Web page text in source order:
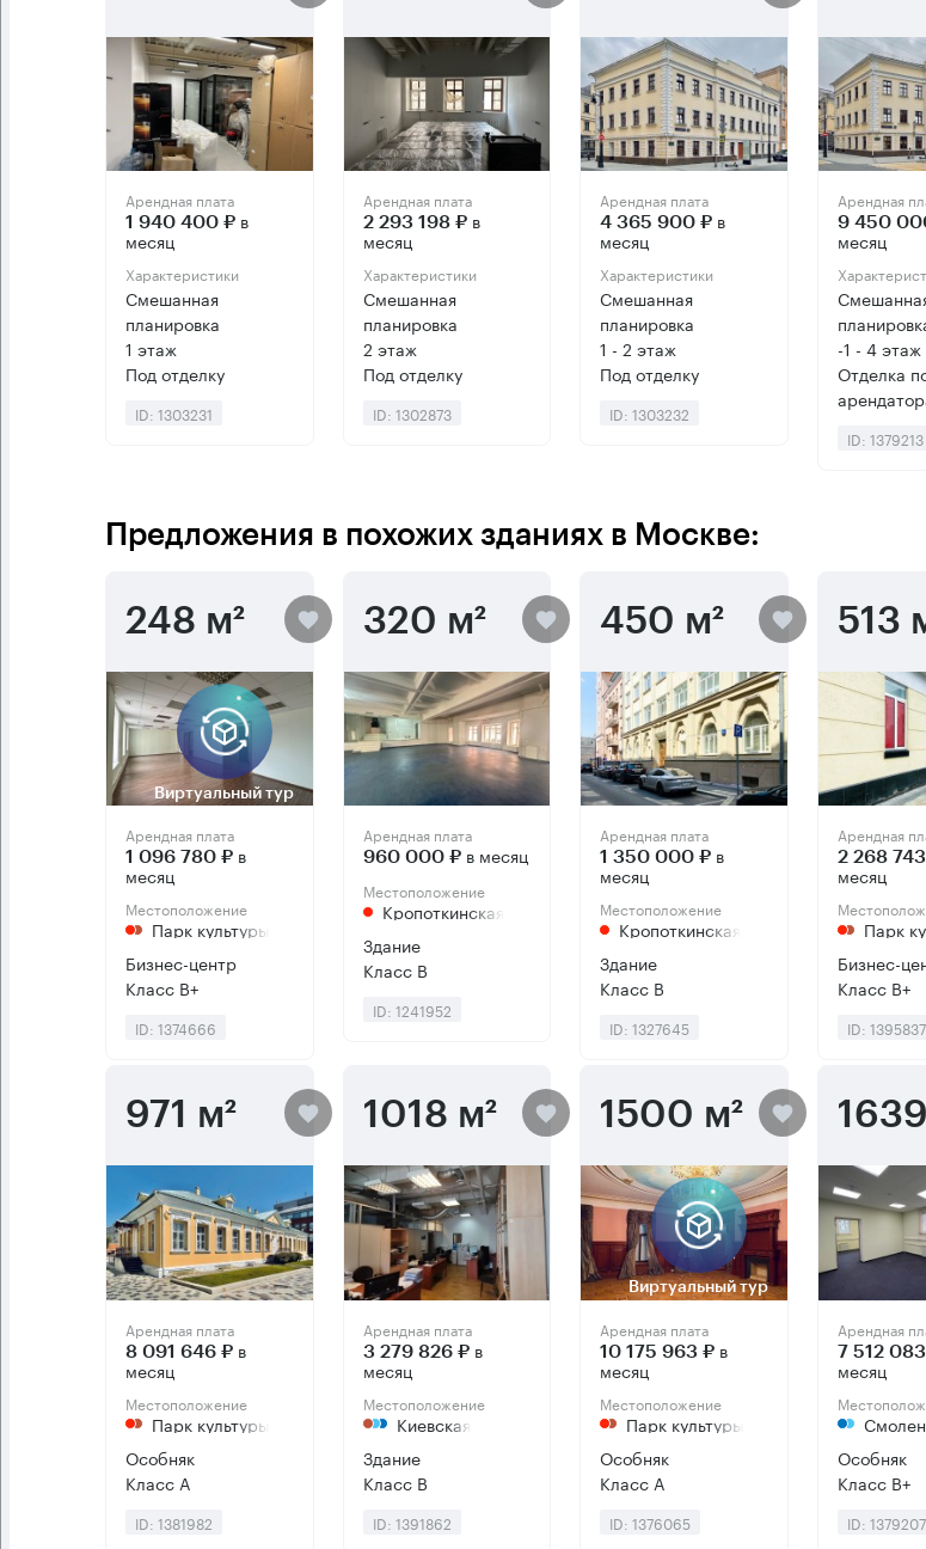
Арендная плата
1 940 400 ₽ в
месяц
Характеристики
Смешанная
планировка
1 этаж
Под отделку
ID: 1303231
Арендная плата
2 293 198 ₽в
месяц
Характеристики
Смешанная
планировка
2 этаж
Под отделку
ID: 1302873
Арендная плата
4 365 900 ₽ в
месяц
Характеристики
Смешанная
планировка
1 - 2 этаж
Под отделку
ID: 1303232
Арендная
9 450
месяц
-1 - 4 этаж
Отделка
ID: 1379213
Предложения в похожих зданиях в Москве:
248 м²
Виртуальный тур
Арендная плата
1 096 780 ₽ в
месяц
Местоположение
Парк культуры
Бизнес-центр
Класс B+
ID: 1374666
320 м²
Арендная плата
960 000 ₽в месяц
Местоположение
Кропоткинская
Здание
Класс B
ID: 1241952
450 м²
Арендная плата
1 350 000 ₽ в
месяц
Местоположение
Кропоткинская
Здание
Класс B
ID: 1327645
513
Арендная
2 268
месяц
Парк
Бизнес-
Класс B+
ID: 1395837
971 м²
Арендная плата
8 091 646 ₽ в
месяц
Местоположение
Парк культуры
Особняк
Класс А
ID: 1381982
1018 м²
Арендная плата
3 279 826 ₽в
месяц
Местоположение
Киевская
Здание
Класс B
ID: 1391862
1500 м²
Виртуальный тур
Арендная плата
10 175 963 ₽ в
месяц
Местоположение
Парк культуры
Особняк
Класс А
ID: 1376065
Арендная
7 512
месяц
Особняк
Класс B+
ID: 1379207